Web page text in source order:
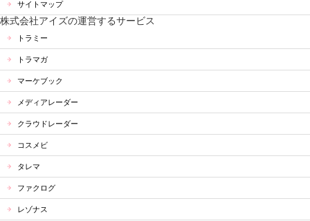
サイトマップ
株式会社アイズの運営するサービス
トラミー
トラマガ
マーケブック
メディアレーダー
クラウドレーダー
コスメビ
タレマ
ファクログ
レゾナス